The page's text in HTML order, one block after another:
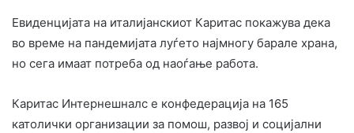
Евиденцијата на италијанскиот Каритас покажува дека
во време на пандемијата луѓето најмногу барале храна,
но сега имаат потреба од наоѓање работа.
Каритас Интернешналс е конфедерација на 165
католички организации за помош, развој и социјални